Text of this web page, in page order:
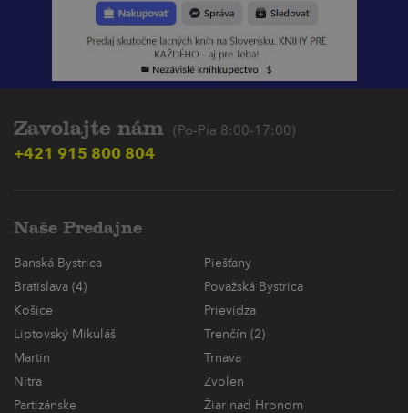
Zavolajte nám (Po-Pia 8:00-17:00)
+421 915 800 804
Naše Predajne
Banská Bystrica
Piešťany
Bratislava (4)
Považská Bystrica
Košice
Prievidza
Liptovský Mikuláš
Trenčín (2)
Martin
Trnava
Nitra
Zvolen
Partizánske
Žiar nad Hronom